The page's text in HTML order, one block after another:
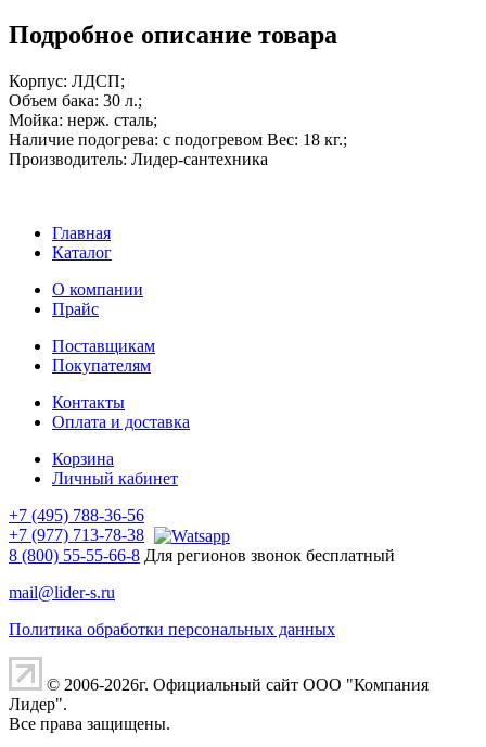
Подробное описание товара
Корпус: ЛДСП;
Объем бака: 30 л.;
Мойка: нерж. сталь;
Наличие подогрева: с подогревом Вес: 18 кг.;
Производитель: Лидер-сантехника
Главная
Каталог
О компании
Прайс
Поставщикам
Покупателям
Контакты
Оплата и доставка
Корзина
Личный кабинет
+7 (495) 788-36-56
+7 (977) 713-78-38
8 (800) 55-55-66-8 Для регионов звонок бесплатный
mail@lider-s.ru
Политика обработки персональных данных
© 2006-2026г. Официальный сайт ООО "Компания
Лидер".
Все права защищены.